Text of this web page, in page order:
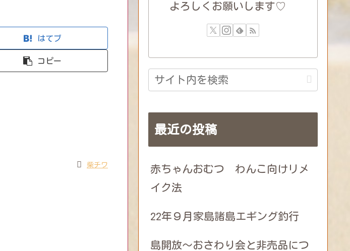
はてブ
コピー
柴チワ
よろしくお願いします♡
最近の投稿
赤ちゃんおむつ わんこ向けリメ
イク法
22年９月家島諸島エギング釣行
島開放～おさわり会と非売品につ